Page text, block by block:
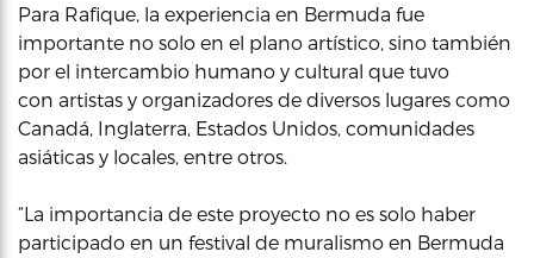
Para Rafique, la experiencia en Bermuda fue
importante no solo en el plano artístico, sino también
por el intercambio humano y cultural que tuvo
con artistas y organizadores de diversos lugares como
Canadá, Inglaterra, Estados Unidos, comunidades
asiáticas y locales, entre otros.
“La importancia de este proyecto no es solo haber
participado en un festival de muralismo en Bermuda